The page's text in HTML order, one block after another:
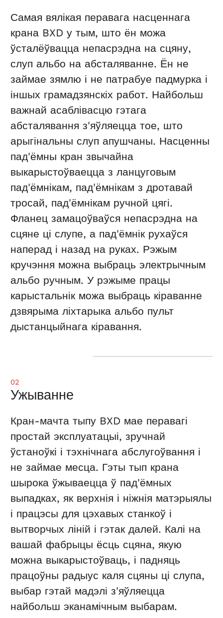
Самая вялікая перавага насценнага
крана BXD у тым, што ён можа
ўсталёўвацца непасрэдна на сцяну,
слуп альбо на абсталяванне. Ён не
займае зямлю і не патрабуе падмурка і
іншых грамадзянскіх работ. Найбольш
важнай асаблівасцю гэтага
абсталявання з'яўляецца тое, што
арыгінальны слуп апушчаны. Насценны
пад'ёмны кран звычайна
выкарыстоўваецца з ланцуговым
пад'ёмнікам, пад'ёмнікам з дротавай
тросай, пад'ёмнікам ручной цягі.
Фланец замацоўваўся непасрэдна на
сцяне ці слупе, а пад'ёмнік рухаўся
наперад і назад на руках. Рэжым
кручэння можна выбраць электрычным
альбо ручным. У рэжыме працы
карыстальнік можа выбраць кіраванне
дзвярыма ліхтарыка альбо пульт
дыстанцыйнага кіравання.
02
Ужыванне
Кран-мачта тыпу BXD мае перавагі
простай эксплуатацыі, зручнай
ўстаноўкі і тэхнічнага абслугоўвання і
не займае месца. Гэты тып крана
шырока ўжываецца ў пад'ёмных
выпадках, як верхнія і ніжнія матэрыялы
і працэсы для цэхавых станкоў і
вытворчых ліній і гэтак далей. Калі на
вашай фабрыцы ёсць сцяна, якую
можна выкарыстоўваць, і падняць
працоўны радыус каля сцяны ці слупа,
выбар гэтай мадэлі з'яўляецца
найбольш эканамічным выбарам.